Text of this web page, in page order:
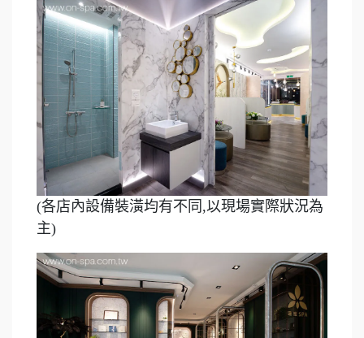
(各店內設備裝潢均有不同,以現場實際狀況為
主)